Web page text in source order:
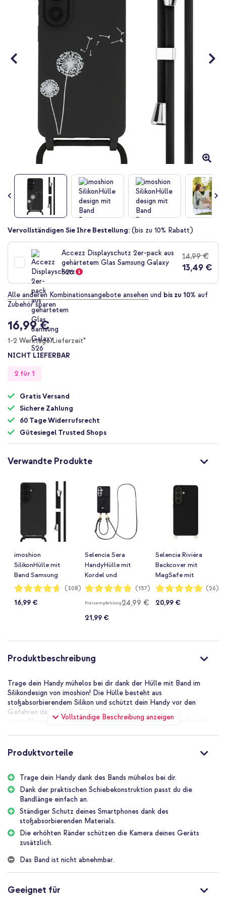
Zum
Bildgalerie
springen
Vervollständigen Sie Ihre Bestellung: (bis zu 10% Rabatt)
Accezz Displayschutz 2er-pack aus
gehärtetem Glas Samsung Galaxy
S26
14,99 €
13,49 €
Alle anderen Kombinationsangebote ansehen und bis zu 10% auf
Zubehör sparen
16,99 €
1-2 Werktage Lieferzeit*
NICHT LIEFERBAR
2 für 1
Gratis Versand
Sichere Zahlung
60 Tage Widerrufsrecht
Gütesiegel Trusted Shops
Verwandte Produkte
imoshion
SilikonHülle mit
Band Samsung
Galaxy S26 -
Bewertung:
93%
(308)
16,99 €
Selencia Sera
HandyHülle mit
Kordel und
Umschlag-
Samsung Galaxy
S26 - Schwarz
Bewertung:
96%
(157)
Preisempfehlung24,99 €
21,99 €
Selencia Rivièra
Backcover mit
MagSafe mit
abnehmbaren Haken
S26 - Velvet Black
Bewertung:
98%
(26)
20,99 €
Produktbeschreibung
Vollständige Beschreibung anzeigen
Trage dein Handy mühelos bei dir dank der Hülle mit Band im
Silikondesign von imoshion! Die Hülle besteht aus
stoßabsorbierendem Silikon und schützt dein Handy vor den
Gefahren des Alltags. Die Hülle hat zudem ein festes
verstellbares Band. Damit trägst du dein Handy mühelos bei dir
besteht aus weichem festem Material. Damit trägst du dein Handy
komfortabel, ohne dass es dir weh tut. Mit der praktischen
Schiebekonstruktion passt du die Bandlänge einfach an. Mach das
Band lang, wenn du es quer über der Brust tragen willst, oder kurz,
wenn du es lieber ums Handgelenk trägst.
Stilvolles Design
Wenn du auf einem Festival tanzt, einen Tag am Strand genießt
oder die Hülle trägst, während du zu Hause beschäftigt bist:
Trage dein Smartphone als Accessoire, das sich sehen lassen kann.
Die Hülle mit Band im Silikondesign ist stilvoll bedruckt: Du wählst
das Design aus, das zu dir passt, und rundest dein Outfit damit ab.
Produktvorteile
Trage dein Handy dank des Bands mühelos bei dir.
Dank der praktischen Schiebekonstruktion passt du die
Bandlänge einfach an.
Ständiger Schutz deines Smartphones dank des
stoßabsorbierenden Materials.
Die erhöhten Ränder schützen die Kamera deines Geräts
zusätzlich.
Das Band ist nicht abnehmbar.
Geeignet für